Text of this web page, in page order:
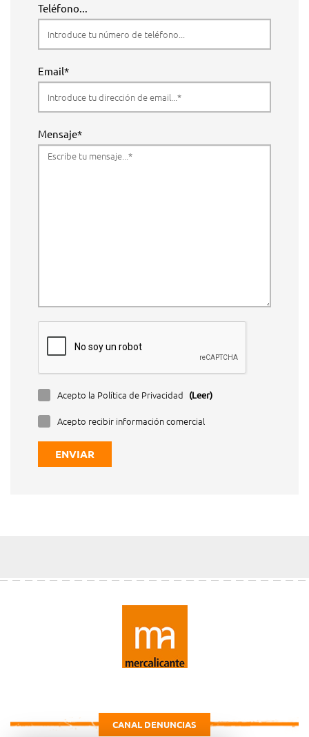
Teléfono...
Email*
Mensaje*
Acepto la Política de Privacidad (Leer)
Acepto recibir información comercial
ENVIAR
CANAL DENUNCIAS